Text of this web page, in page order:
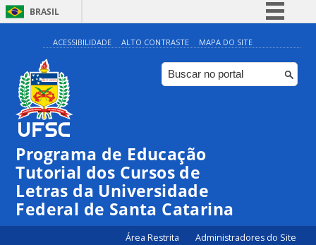
BRASIL
Simplifique!
Comunica BR
Participe
ACESSIBILIDADE ALTO CONTRASTE MAPA DO SITE
Programa de Educação
Tutorial dos Cursos de
Letras da Universidade
Federal de Santa Catarina
Área Restrita Administradores do Site